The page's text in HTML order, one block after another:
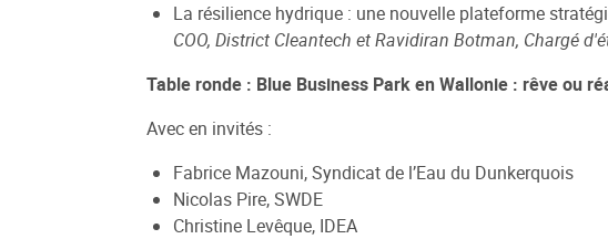
La résilience hydrique : une nouvelle plateforme
COO, District Cleantech et Ravidiran Botman, Chargé
Table ronde : Blue Business Park en Wallonie : rêve ou
Avec en invités :
Fabrice Mazouni, Syndicat de l’Eau du Dunkerquois
Nicolas Pire, SWDE
Christine Levêque, IDEA